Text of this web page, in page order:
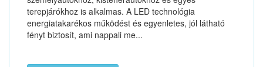
terepjárókhoz is alkalmas. A LED technológia
energiatakarékos működést és egyenletes, jól látható
fényt biztosít, ami nappali me...